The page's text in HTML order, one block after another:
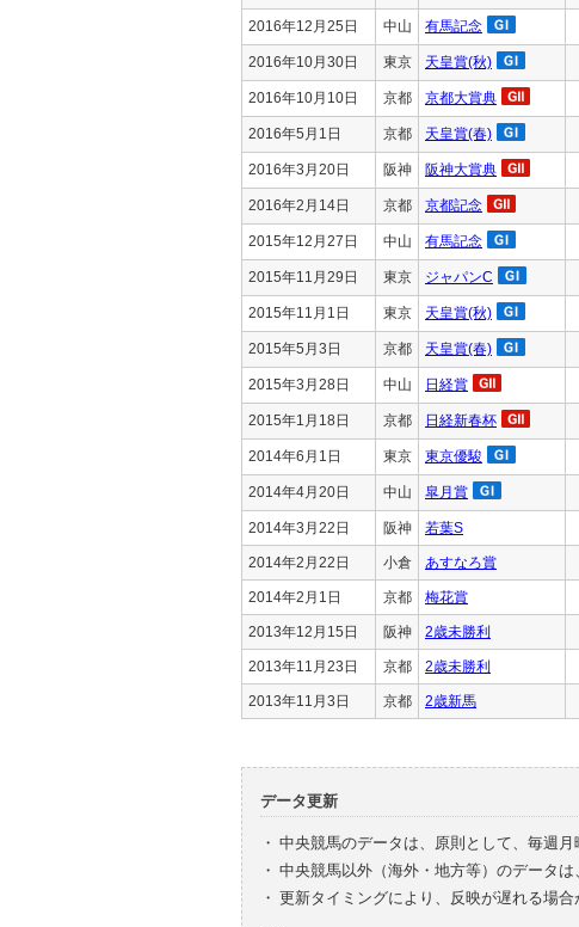
2016年12月25日 中山 有馬記念
2016年10月30日 東京 天皇賞(秋)
2016年10月10日 京都 京都大賞典
2016年5月1日 京都 天皇賞(春)
2016年3月20日 阪神 阪神大賞典
2016年2月14日 京都 京都記念
2015年12月27日 中山 有馬記念
2015年11月29日 東京 ジャパンC
2015年11月1日 東京 天皇賞(秋)
2015年5月3日 京都 天皇賞(春)
2015年3月28日 中山 日経賞
2015年1月18日 京都 日経新春杯
2014年6月1日 東京 東京優駿
2014年4月20日 中山 皐月賞
2014年3月22日 阪神 若葉S
2014年2月22日 小倉 あすなろ賞
2014年2月1日 京都 梅花賞
2013年12月15日 阪神 2歳未勝利
2013年11月23日 京都 2歳未勝利
2013年11月3日 京都 2歳新馬
データ更新
・ 中央競馬のデータは、原則として、毎週月
・ 中央競馬以外（海外・地方等）のデータ
・ 更新タイミングにより、反映が遅れる場合